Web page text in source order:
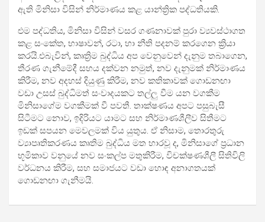
ඇති මිනිසා විසින් නිර්මාණය කළ යාන්ත්‍රික පද්ධතියකි.
එම පද්ධතිය, මිනිසා විසින් වසර ගණනාවක් පුරා ව්‍යවස්ථාගත
කළ සංකේත, භාෂාවන්, රටා, හා නීති පදනම් කරගෙන ක්‍රියා
කරයි.එබැවින්, කෘත්‍රිම බුද්ධිය අප වෙනුවෙන් දැනුම තබාගෙන,
තීරණ ගැනීමේදී සහය දක්වන නමුත්, නව දැනුමක් නිර්මාණය
කිරීම, නව අදහස් දියුණු කිරීම, නව කතිකාවක් ගොඩනඟා
වඩා උසස් බුද්ධිමත් සංවාදයකට තල්ලු වීම යන වගකීම
මිනිසාගේම වගකීමක් වී පවතී. තාක්ෂණය අපට පසුබැසී
සිටීමට නොව, ඉදිරියට යාමට සහ නිර්මාණශීලීව සිතීමට
ඉඩක් සපයන මෙවලමක් විය යුතුය. ඒ නිසාම, තොරතුරු
ව්‍යාපෘතිකරණය කෘතිම බුද්ධිය මත භාරවූ ද, මිනිසාගේ ප්‍රධාන
භූමිකාව වනුයේ නව සංකල්ප මතුකිරීම, විචක්ෂණශීලී සිතිවිලි
වර්ධනය කිරීම, සහ සමාජයට වඩා හොඳ අනාගතයක්
ගොඩනඟා ගැනීමයි.